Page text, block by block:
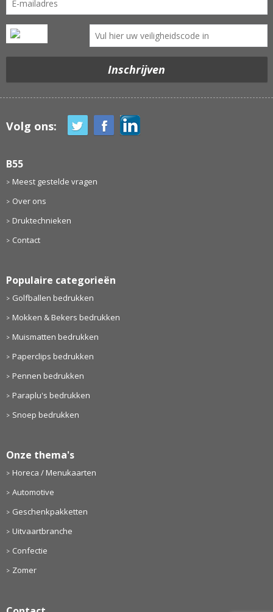
Volg ons:
B55
Meest gestelde vragen
Over ons
Druktechnieken
Contact
Populaire categorieën
Golfballen bedrukken
Mokken & Bekers bedrukken
Muismatten bedrukken
Paperclips bedrukken
Pennen bedrukken
Paraplu's bedrukken
Snoep bedrukken
Onze thema's
Horeca / Menukaarten
Automotive
Geschenkpakketten
Uitvaartbranche
Confectie
Zomer